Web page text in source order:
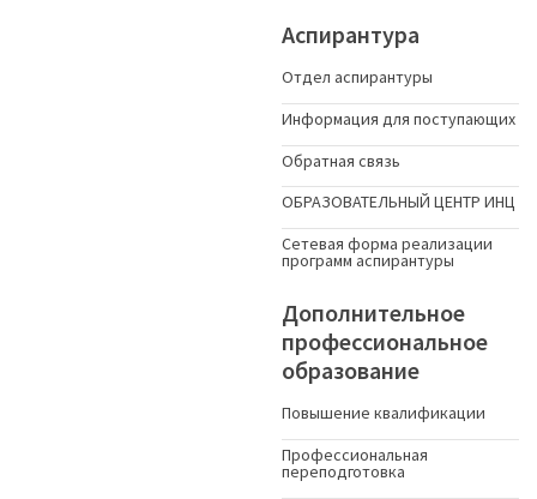
Аспирантура
Отдел аспирантуры
Информация для поступающих
Обратная связь
ОБРАЗОВАТЕЛЬНЫЙ ЦЕНТР ИНЦ
Сетевая форма реализации
программ аспирантуры
Дополнительное
профессиональное
образование
Повышение квалификации
Профессиональная
переподготовка